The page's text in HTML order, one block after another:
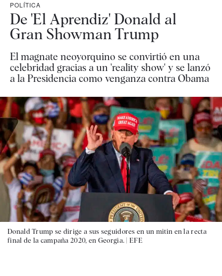
POLÍTICA
De 'El Aprendiz' Donald al
Gran Showman Trump
El magnate neoyorquino se convirtió en una
celebridad gracias a un 'reality show' y se lanzó
a la Presidencia como venganza contra Obama
Donald Trump se dirige a sus seguidores en un mitin en la recta
final de la campaña 2020, en Georgia. |EFE